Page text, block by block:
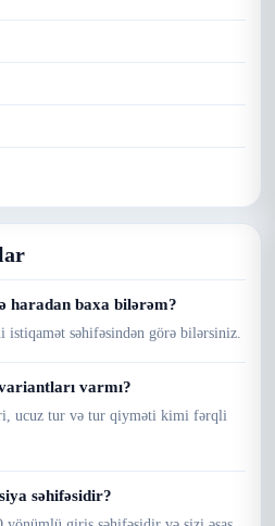
haradan baxa bilərəm?
istiqamət səhifəsindən görə bilərsiniz.
varmı?
ucuz tur və tur qiyməti kimi fərqli
səhifəsidir?